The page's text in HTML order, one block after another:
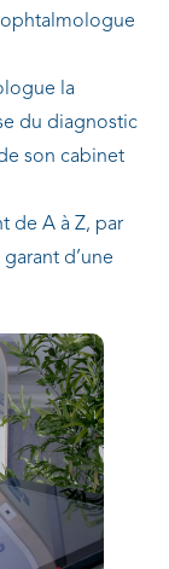
la
du diagnostic
son cabinet
de A à Z, par
d’une